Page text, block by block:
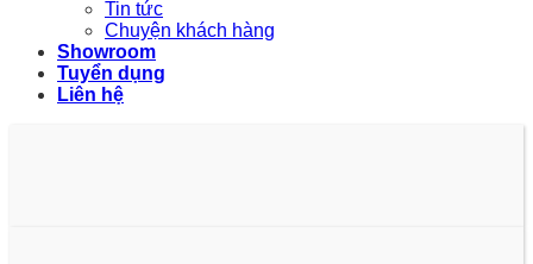
Tin tức
Chuyện khách hàng
Showroom
Tuyển dụng
Liên hệ